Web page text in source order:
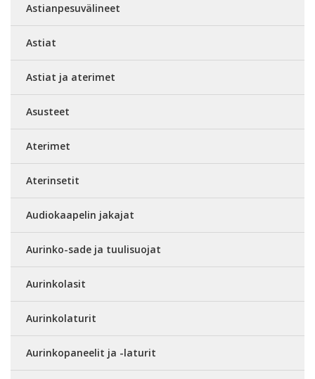
Astianpesuvälineet
Astiat
Astiat ja aterimet
Asusteet
Aterimet
Aterinsetit
Audiokaapelin jakajat
Aurinko-sade ja tuulisuojat
Aurinkolasit
Aurinkolaturit
Aurinkopaneelit ja -laturit